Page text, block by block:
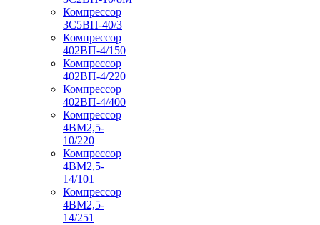
Компрессор
3С5ВП-40/3
Компрессор
402ВП-4/150
Компрессор
402ВП-4/220
Компрессор
402ВП-4/400
Компрессор
4ВМ2,5-
10/220
Компрессор
4ВМ2,5-
14/101
Компрессор
4ВМ2,5-
14/251